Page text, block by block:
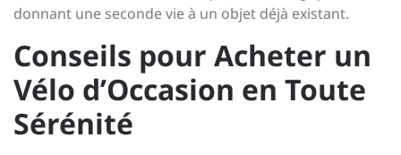
donnant une seconde vie à un objet déjà existant.
Conseils pour Acheter un
Vélo d’Occasion en Toute
Sérénité